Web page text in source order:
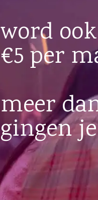
word
€5 per
meer
gingen